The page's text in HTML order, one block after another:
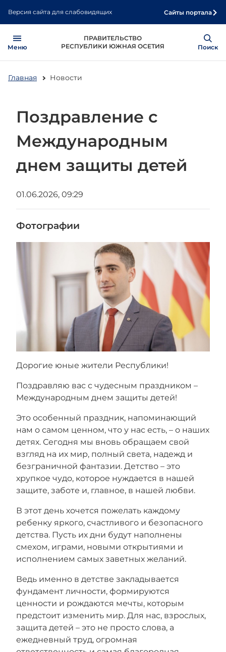
содержанию
Версия сайта для слабовидящих Сайты портала
ПРАВИТЕЛЬСТВО
РЕСПУБЛИКИ ЮЖНАЯ ОСЕТИЯ
Меню
Show
Поиск
Главная Новости
Поздравление с
Международным
днем защиты детей
01.06.2026, 09:29
Фотографии
Дорогие юные жители Республики!
Поздравляю вас с чудесным праздником –
Международным днем защиты детей!
Это особенный праздник, напоминающий
нам о самом ценном, что у нас есть, – о наших
детях. Сегодня мы вновь обращаем свой
взгляд на их мир, полный света, надежд и
безграничной фантазии. Детство – это
хрупкое чудо, которое нуждается в нашей
защите, заботе и, главное, в нашей любви.
В этот день хочется пожелать каждому
ребенку яркого, счастливого и безопасного
детства. Пусть их дни будут наполнены
смехом, играми, новыми открытиями и
исполнением самых заветных желаний.
Ведь именно в детстве закладывается
фундамент личности, формируются
ценности и рождаются мечты, которым
предстоит изменить мир. Для нас, взрослых,
защита детей – это не просто слова, а
ежедневный труд, огромная